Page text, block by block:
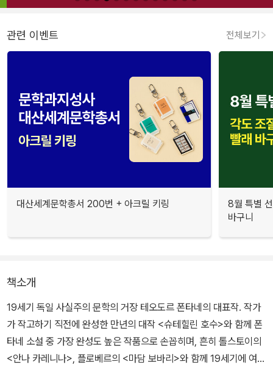
관련 이벤트 전체보기
대산세계문학총서 200번 + 아크릴 키링
8월 특별
바구니
책소개
19세기 독일 사실주의 문학의 거장 테오도르 폰타네의 대표작. 작가
가 작고하기 직전에 완성한 만년의 대작 <슈테힐린 호수>와 함께 폰
타네 소설 중 가장 완성도 높은 작품으로 손꼽히며, 흔히 톨스토이의
<안나 카레니나>, 플로베르의 <마담 보바리>와 함께 19세기에 여성